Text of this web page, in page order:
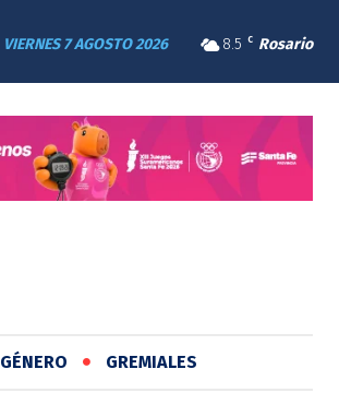
8.5 C Rosario
VIERNES 7 AGOSTO 2026
GÉNERO GREMIALES